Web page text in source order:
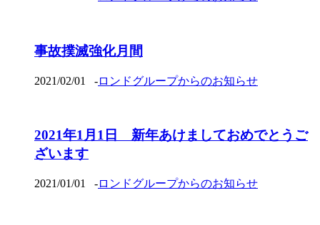
事故撲滅強化月間
2021/02/01 -ロンドグループからのお知らせ
2021年1月1日 新年あけましておめでとうご
ざいます
2021/01/01 -ロンドグループからのお知らせ